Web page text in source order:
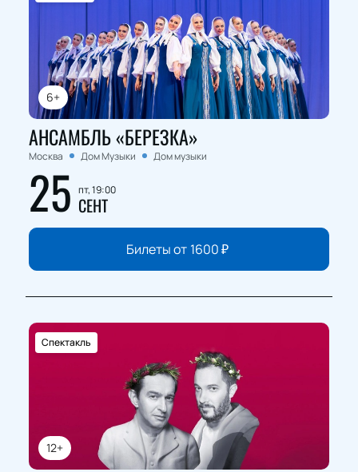
6+
АНСАМБЛЬ «БЕРЕЗКА»
Москва Дом Музыки Дом музыки
25 пт, 19:00
СЕНТ
Билеты от 1600₽
12+
Спектакль